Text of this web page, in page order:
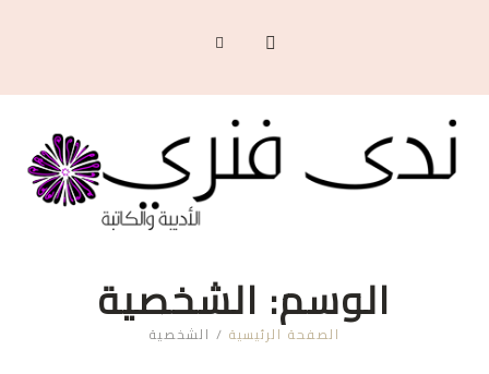
الوسم: الشخصيةالصفحة الرئيسية / الشخصية